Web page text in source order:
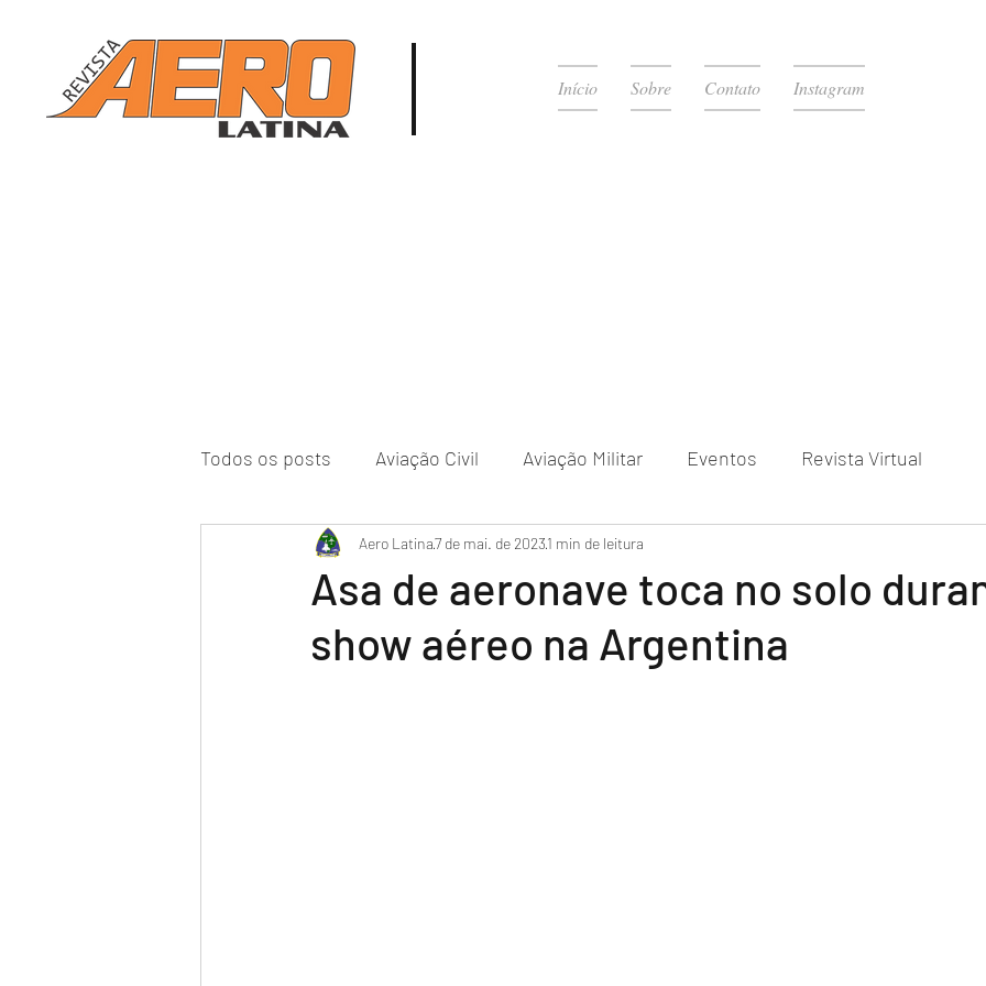
Início Sobre Contato Instagram
Todos os posts Aviação Civil Aviação Militar Eventos Revista Virtual
PR-WILL - Meu Diário de Bordo
Asa de aeronave toca no solo
show aéreo na Argentina
Aero Latina7 de mai. de 20231 min de leitura